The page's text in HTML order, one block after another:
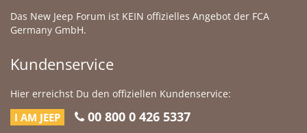
Das New Jeep Forum ist KEIN offizielles Angebot der FCA
Germany GmbH.
Kundenservice
Hier erreichst Du den offiziellen Kundenservice:
I AM JEEP 00 800 0 426 5337